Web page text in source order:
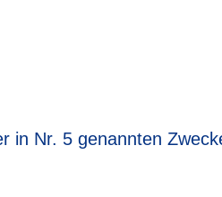
in Nr. 5 genannten